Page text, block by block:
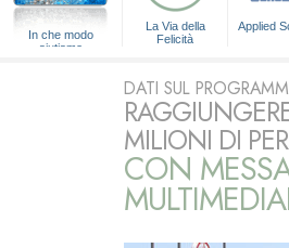
In che modo
aiutiamo
La Via della
Felicità
Applied
DATI SUL
MILIONI DI
CON